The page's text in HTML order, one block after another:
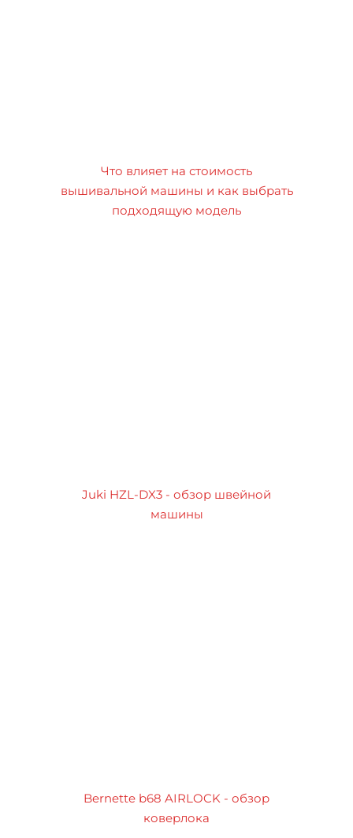
Что влияет на стоимость
вышивальной машины и как выбрать
подходящую модель
Juki HZL-DX3 - обзор швейной
машины
Bernette b68 AIRLOCK - обзор
коверлока